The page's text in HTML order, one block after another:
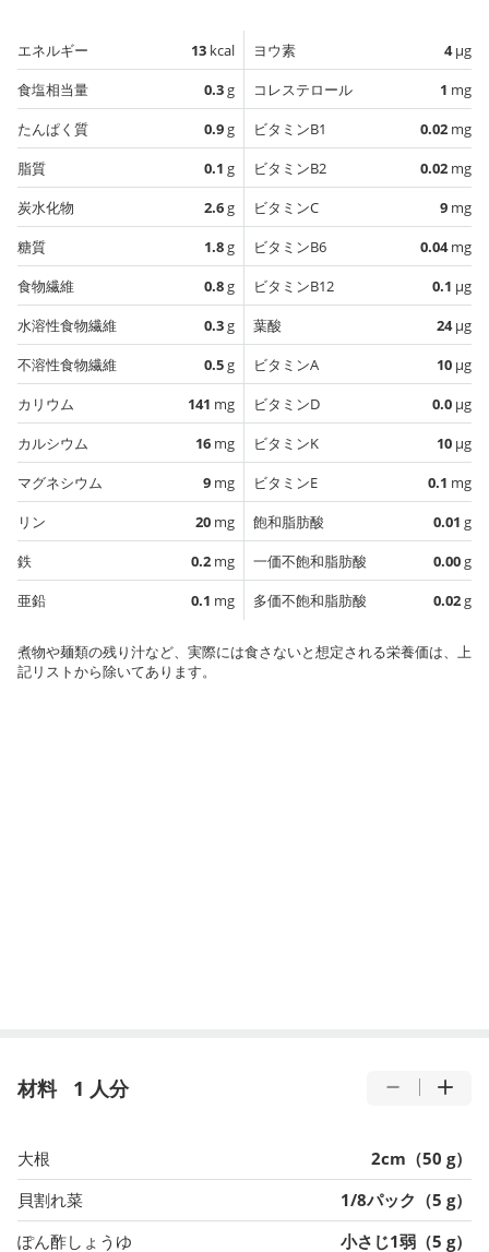
エネルギー 13 kcal
食塩相当量
0.3g
たんぱく質
0.9g
脂質
0.1 g
炭水化物
2.6g
糖質
1.8g
食物繊維
0.8g
水溶性食物繊維
0.3g
不溶性食物繊維
0.5g
カリウム
141 mg
カルシウム
16 mg
マグネシウム
9 mg
リン
20 mg
鉄
0.2 mg
亜鉛
0.1 mg
ヨウ素 4µg
コレステロール
1 mg
ビタミンB1
0.02 mg
ビタミンB2
0.02 mg
ビタミンC
9 mg
ビタミンB6
0.04mg
ビタミンB12
0.1 µg
葉酸
24µg
ビタミンA
10 µg
ビタミンD
0.0 µg
ビタミンK
10 µg
ビタミンE
0.1 mg
飽和脂肪酸
0.01 g
一価不飽和脂肪酸
0.00g
多価不飽和脂肪酸
0.02g
煮物や麺類の残り汁など、実際には食さないと想定される栄養価は、上
記リストから除いてあります。
材料 1 人分
大根
2cm（50 g）
貝割れ菜
1/8パック（5 g）
ぽん酢しょうゆ
小さじ1弱（5 g）